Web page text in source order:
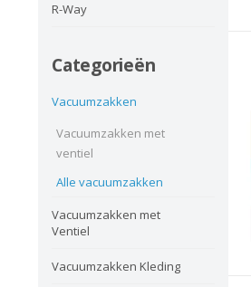
R-Way
Categorieën
Vacuumzakken
Vacuumzakken met
ventiel
Alle vacuumzakken
Vacuumzakken met
Ventiel
Vacuumzakken Kleding